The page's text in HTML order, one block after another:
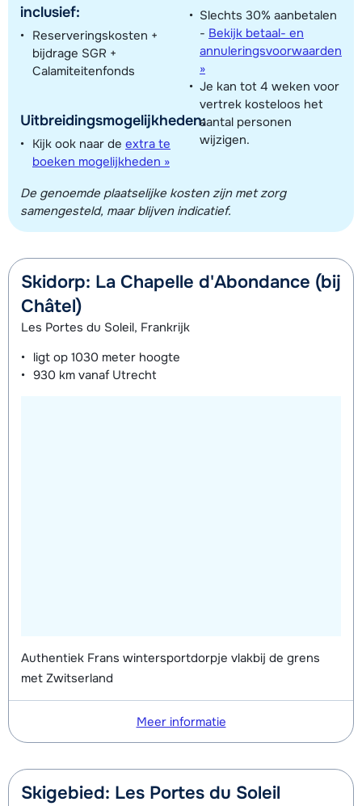
Toon alle accommodaties in dit gebied
Deze kaart geeft een indicatie van de ligging van onze accommodaties. De
exacte locatie kan enigszins afwijken.
inclusief:
Reserveringskosten +
bijdrage SGR +
Calamiteitenfonds
Uitbreidingsmogelijkheden:
Kijk ook naar de extra te
boeken mogelijkheden »
Slechts 30% aanbetalen
- Bekijk betaal- en
annuleringsvoorwaarden
»
Je kan tot 4 weken voor
vertrek kosteloos het
aantal personen
wijzigen.
De genoemde plaatselijke kosten zijn met zorg
samengesteld, maar blijven indicatief.
Skidorp: La Chapelle d'Abondance (bij
Châtel)
Les Portes du Soleil, Frankrijk
ligt op 1030 meter hoogte
930 km vanaf Utrecht
Authentiek Frans wintersportdorpje vlakbij de grens
met Zwitserland
Meer informatie
Skigebied: Les Portes du Soleil